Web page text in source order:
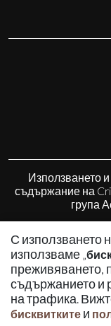
С използването
използваме „
преживяването,
съдържанието и
на трафика.
бисквитките и
Използването
съдържание на
група
© 2010 -